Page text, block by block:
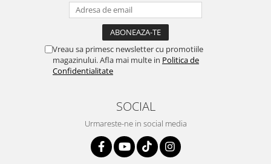
Vreau sa primesc newsletter cu promotiile
magazinului. Afla mai multe in Politica de
Confidentialitate
SOCIAL
Urmareste-ne in social media